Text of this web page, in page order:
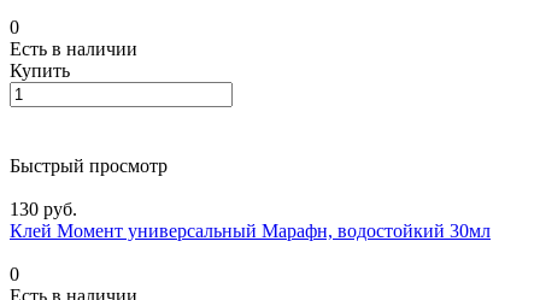
0
Есть в наличии
Купить
Быстрый просмотр
130 руб.
Клей Момент универсальный Марафн, водостойкий 30мл
0
Есть в наличии